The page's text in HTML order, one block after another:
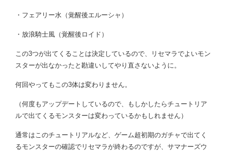
・フェアリー水（覚醒後エルーシャ）
・放浪騎士風（覚醒後ロイド）
この3つが出てくることは決定しているので、リセマラでよいモン
スターが出なかったと勘違いしてやり直さないように。
何回やってもこの3体は変わりません。
（何度もアップデートしているので、もしかしたらチュートリア
ルで出てくるモンスターは変わっているかもしれません）
通常はこのチュートリアルなど、ゲーム超初期のガチャで出てく
るモンスターの確認でリセマラが終わるのですが、サマナーズウ